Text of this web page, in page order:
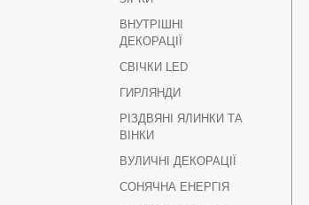
ВНУТРІШНІ
ДЕКОРАЦІЇ
СВІЧКИ LED
ГИРЛЯНДИ
РІЗДВЯНІ ЯЛИНКИ ТА
ВІНКИ
ВУЛИЧНІ ДЕКОРАЦІЇ
СОНЯЧНА ЕНЕРГІЯ